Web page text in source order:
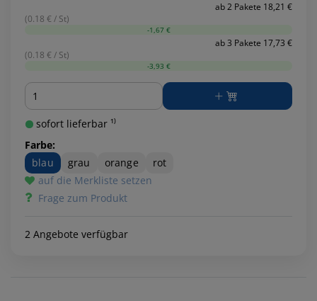
ab 2 Pakete 18,21 €
(0.18 € / St)
-1,67 €
ab 3 Pakete 17,73 €
(0.18 € / St)
-3,93 €
Menge
sofort lieferbar ¹⁾
Farbe:
blau
grau orange
rot
auf die Merkliste setzen
Frage zum Produkt
2 Angebote verfügbar